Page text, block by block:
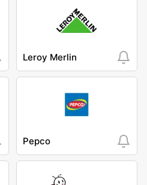
Leroy Merlin
Pepco